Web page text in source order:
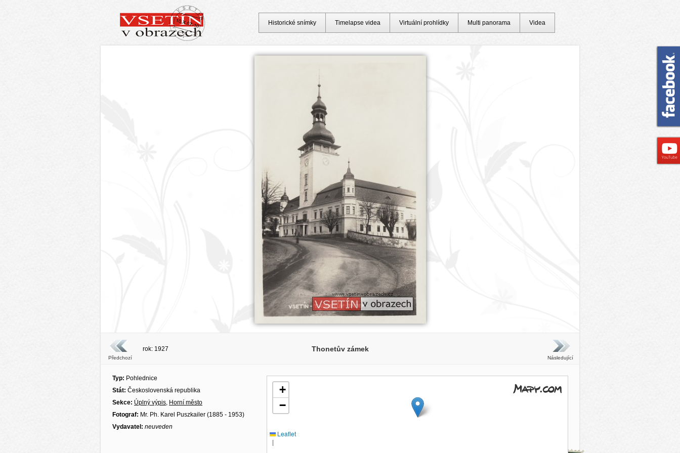
Předchozí
rok: 1927 Thonetův zámek
Následující
Typ: Pohlednice
Stát: Československá republika
Sekce: Úplný výpis, Horní město
Fotograf: Mr. Ph. Karel Puszkailer (1885 - 1953)
Vydavatel: neuveden
+
−
Leaflet
|
Historické snímky Timelapse videa Virtuální prohlídky Multi panorama Videa